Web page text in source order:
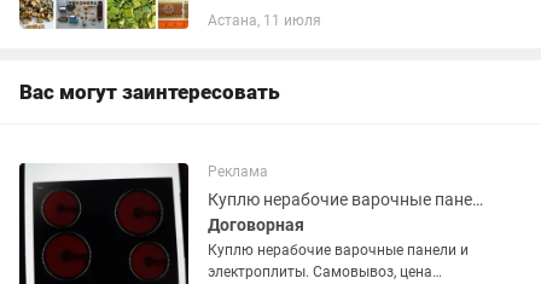
Катализаторы, Лампы, Переключатели,
Астана, 11 июля
Вас могут заинтересовать
Реклама
Куплю нерабочие варочные панели и электроплиты
Договорная
Куплю нерабочие варочные панели и
электроплиты. Самовывоз, цена